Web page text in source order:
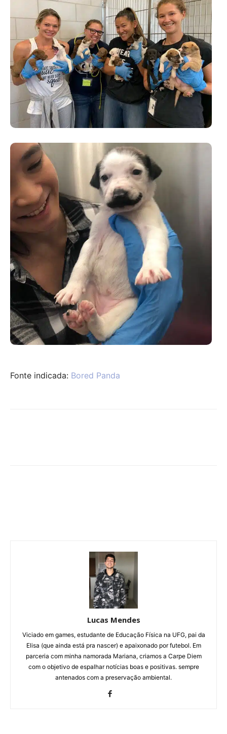
Fonte indicada: Bored Panda
Lucas Mendes
Viciado em games, estudante de Educação Física na UFG, pai da
Elisa (que ainda está pra nascer) e apaixonado por futebol. Em
parceria com minha namorada Mariana, criamos a Carpe Diem
com o objetivo de espalhar notícias boas e positivas. sempre
antenados com a preservação ambiental.